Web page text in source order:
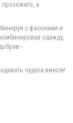
а
с фасонами и
одежду,
-
чудеса вместе!